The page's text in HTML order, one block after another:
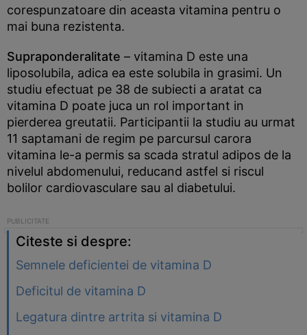
corespunzatoare din aceasta vitamina pentru o
mai buna rezistenta.
Supraponderalitate – vitamina D este una
liposolubila, adica ea este solubila in grasimi. Un
studiu efectuat pe 38 de subiecti a aratat ca
vitamina D poate juca un rol important in
pierderea greutatii. Participantii la studiu au urmat
11 saptamani de regim pe parcursul carora
vitamina le-a permis sa scada stratul adipos de la
nivelul abdomenului, reducand astfel si riscul
bolilor cardiovasculare sau al diabetului.
Citeste si despre:
Semnele deficientei de vitamina D
Deficitul de vitamina D
Legatura dintre artrita si vitamina D